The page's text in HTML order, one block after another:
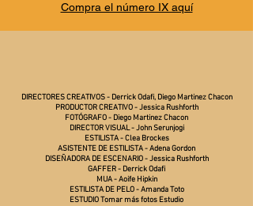
DIRECTORES CREATIVOS - Derrick Odafi, Diego Martinez Chacon
PRODUCTOR CREATIVO - Jessica Rushforth
FOTÓGRAFO - Diego Martinez Chacon
DIRECTOR VISUAL - John Serunjogi
ESTILISTA - Clea Brockes
ASISTENTE DE ESTILISTA - Adena Gordon
DISEÑADORA DE ESCENARIO - Jessica Rushforth
GAFFER - Derrick Odafi
MUA - Aoife Hipkin
ESTILISTA DE PELO - Amanda Toto
ESTUDIO Tomar más fotos Estudio
Compra el número IX aquí